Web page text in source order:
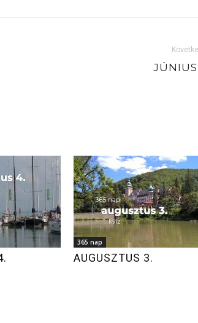
JÚNIUS
365 nap
AUGUSZTUS 3.